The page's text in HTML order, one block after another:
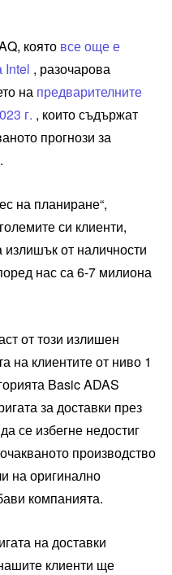
която все още е
Intel , разочарова
на предварителните
г. , които съдържат
прогнози за
на планиране“,
си клиенти,
излишък от наличности
нас са 6-7 милиона
от този излишен
на клиентите от ниво 1
Basic ADAS
за доставки през
се избегне недостиг
производство
на оригинално
компанията.
на доставки
клиенти ще